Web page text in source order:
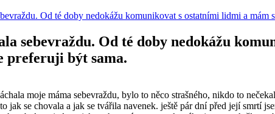
Od té doby nedokážu komunikovat s ostatními lidmi a
sebevraždu. Od té doby nedokážu
preferuji být sama.
moje máma sebevraždu, bylo to něco strašného, nikdo to
jak se chovala a jak se tvářila navenek. ještě pár dní před její smrtí